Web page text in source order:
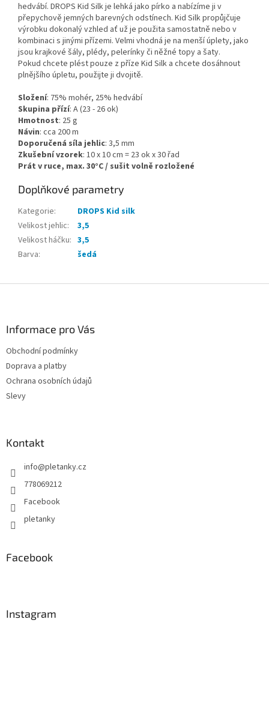
hedvábí. DROPS Kid Silk je lehká jako pírko a nabízíme ji v
přepychově jemných barevných odstínech. Kid Silk propůjčuje
výrobku dokonalý vzhled ať už je použita samostatně nebo v
kombinaci s jinými přízemi. Velmi vhodná je na menší úplety, jako
jsou krajkové šály, plédy, pelerínky či něžné topy a šaty.
Pokud chcete plést pouze z příze Kid Silk a chcete dosáhnout
plnějšího úpletu, použijte ji dvojitě.
Složení: 75% mohér, 25% hedvábí
Skupina přízí: A (23 - 26 ok)
Hmotnost: 25 g
Návin: cca 200 m
Doporučená síla jehlic: 3,5 mm
Zkušební vzorek: 10 x 10 cm = 23 ok x 30 řad
Prát v ruce, max. 30°C / sušit volně rozložené
Doplňkové parametry
Kategorie:
DROPS Kid silk
Velikost jehlic:
3,5
Velikost háčku: 3,5
Barva: šedá
Informace pro Vás
Obchodní podmínky
Doprava a platby
Ochrana osobních údajů
Slevy
Kontakt
info@pletanky.cz
778069212
Facebook
pletanky
Facebook
Instagram